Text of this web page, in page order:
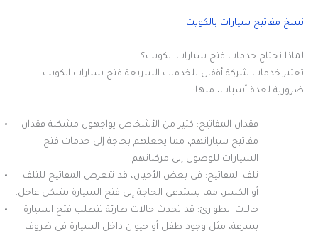
نسخ مفاتيح سيارات بالكويت
لماذا نحتاج خدمات فتح سيارات الكويت؟
تعتبر خدمات شركة أقفال للخدمات السريعة فتح سيارات الكويت
ضرورية لعدة أسباب، منها:
فقدان المفاتيح: كثير من الأشخاص يواجهون مشكلة فقدان
مفاتيح سياراتهم، مما يجعلهم بحاجة إلى خدمات فتح
السيارات للوصول إلى مركباتهم.
تلف المفاتيح: في بعض الأحيان، قد تتعرض المفاتيح للتلف
أو الكسر، مما يستدعي الحاجة إلى فتح السيارة بشكل عاجل.
حالات الطوارئ: قد تحدث حالات طارئة تتطلب فتح السيارة
بسرعة، مثل وجود طفل أو حيوان داخل السيارة في ظروف